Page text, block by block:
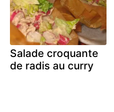
Salade croquante
de radis au curry